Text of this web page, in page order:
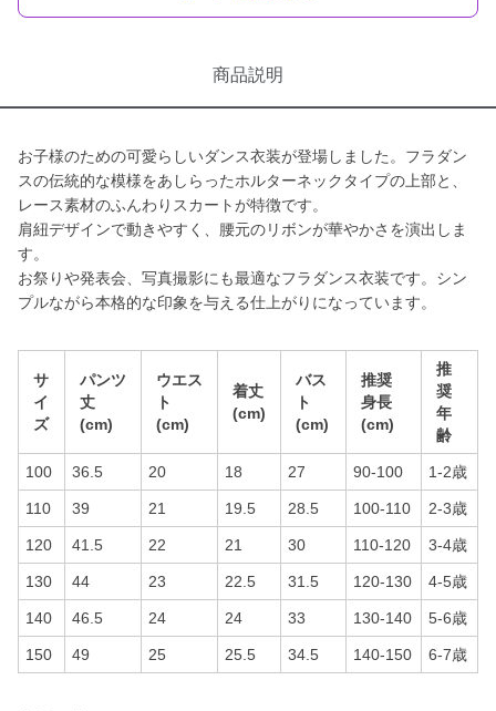
商品説明
お子様のための可愛らしいダンス衣装が登場しました。フラダン
スの伝統的な模様をあしらったホルターネックタイプの上部と、
レース素材のふんわりスカートが特徴です。
肩紐デザインで動きやすく、腰元のリボンが華やかさを演出しま
す。
お祭りや発表会、写真撮影にも最適なフラダンス衣装です。シン
プルながら本格的な印象を与える仕上がりになっています。
サ
イ
ズ
パンツ
丈
(cm)
ウエス
ト
(cm)
着丈
(cm)
バス
ト
(cm)
推奨
身長
(cm)
推
奨
年
齢
100 36.5 20 18 27 90-100 1-2歳
110 39 21 19.5 28.5 100-110 2-3歳
120 41.5 22 21 30 110-120 3-4歳
130 44 23 22.5 31.5 120-130 4-5歳
140 46.5 24 24 33 130-140 5-6歳
150 49 25 25.5 34.5 140-150 6-7歳